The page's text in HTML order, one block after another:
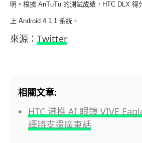
明。根據 AnTuTu 的測試成績， HTC DLX 得
上 Android 4.1.1 系統。
來源： Twitter
相關文章:
HTC 港推 AI 眼鏡 VIVE
譯將支援廣東話